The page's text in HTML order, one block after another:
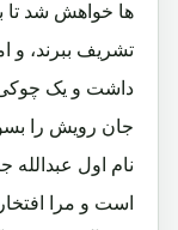
ها خواهش شد
تشریف ببرند، و
داشت و یک چوکی
جان رویش را
نام اول
است و مرا